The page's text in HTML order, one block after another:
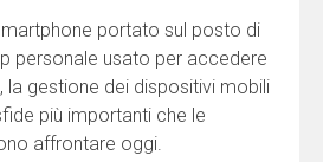
portato sul posto di
personale usato per accedere
la gestione dei dispositivi mobili
più importanti che le
affrontare oggi.